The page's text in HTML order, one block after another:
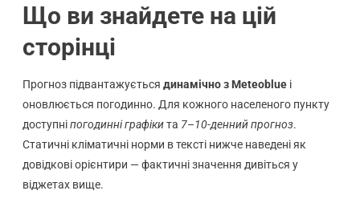
Що ви знайдете на цій
сторінці
Прогноз підвантажується динамічно з Meteoblueі
оновлюється погодинно. Для кожного населеного пункту
доступніпогодинні графікита 7–10-денний прогноз.
Статичні кліматичні норми в тексті нижче наведені як
довідкові орієнтири — фактичні значення дивіться у
віджетах вище.